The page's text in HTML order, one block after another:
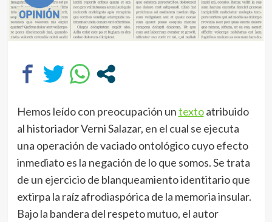
Hemos leído con preocupación untextoatribuido
al historiador Verni Salazar, en el cual se ejecuta
una operación de vaciado ontológico cuyo efecto
inmediato es la negación de lo que somos. Se trata
de un ejercicio de blanqueamiento identitario que
extirpa la raíz afrodiaspórica de la memoria insular.
Bajo la bandera del respeto mutuo, el autor